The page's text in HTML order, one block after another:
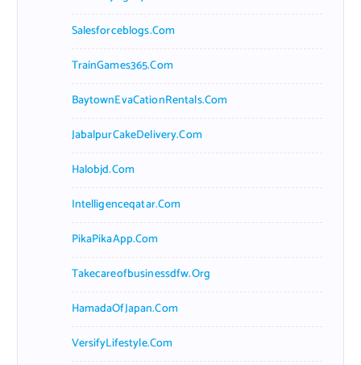
Salesforceblogs.com
TrainGames365.com
BaytownEvaCationRentals.com
JabalpurCakeDelivery.com
Halobjd.com
Intelligenceqatar.com
PikaPikaApp.com
Takecareofbusinessdfw.org
HamadaOfJapan.com
VersifyLifestyle.com